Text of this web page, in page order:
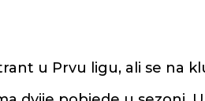
u Prvu ligu, ali se na